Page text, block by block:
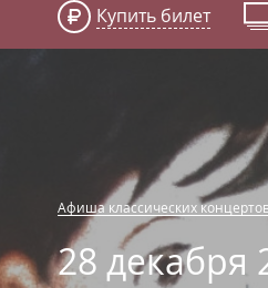
Купить билет
Афиша классических
28 декабря